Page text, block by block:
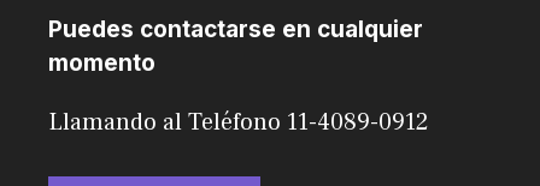
Puedes contactarse en cualquier
momento
Llamando al Teléfono 11-4089-0912